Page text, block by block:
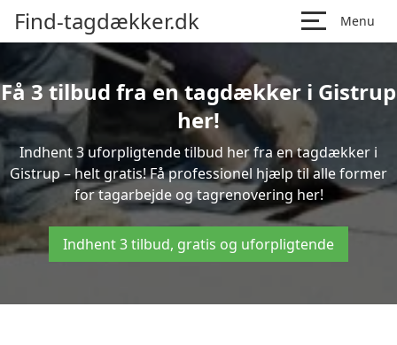
Find-tagdækker.dk Menu
Få 3 tilbud fra en tagdækker i Gistrup
her!
Indhent 3 uforpligtende tilbud her fra en tagdækker i
Gistrup – helt gratis! Få professionel hjælp til alle former
for tagarbejde og tagrenovering her!
Indhent 3 tilbud, gratis og uforpligtende